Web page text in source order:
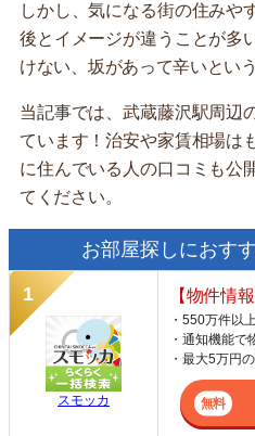
しかし、気になる街の住みや
後とイメージが違うことが多
けない、坂があって辛いとい
当記事では、武蔵藤沢駅周辺
ています！治安や家賃相場は
に住んでいる人の口コミも公
てください。
お部屋探しにおす
スモッカ
【物件情
・550万件以
・通知機能で
・最大5万円